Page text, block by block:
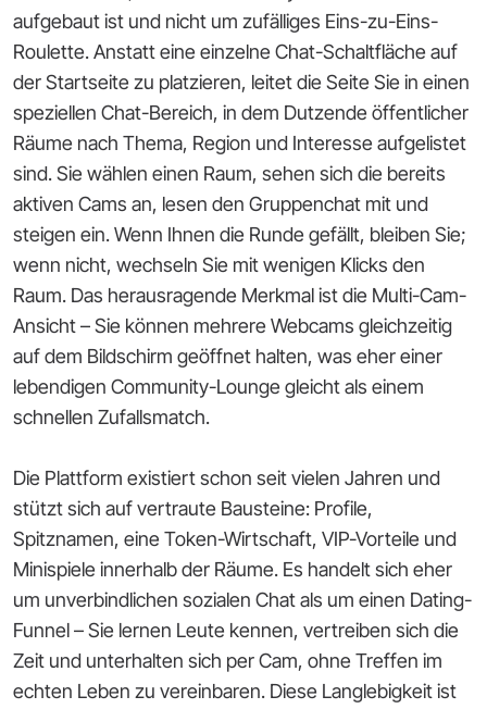
aufgebaut ist und nicht um zufälliges Eins-zu-Eins-
Roulette. Anstatt eine einzelne Chat-Schaltfläche auf
der Startseite zu platzieren, leitet die Seite Sie in einen
speziellen Chat-Bereich, in dem Dutzende öffentlicher
Räume nach Thema, Region und Interesse aufgelistet
sind. Sie wählen einen Raum, sehen sich die bereits
aktiven Cams an, lesen den Gruppenchat mit und
steigen ein. Wenn Ihnen die Runde gefällt, bleiben Sie;
wenn nicht, wechseln Sie mit wenigen Klicks den
Raum. Das herausragende Merkmal ist die Multi-Cam-
Ansicht – Sie können mehrere Webcams gleichzeitig
auf dem Bildschirm geöffnet halten, was eher einer
lebendigen Community-Lounge gleicht als einem
schnellen Zufallsmatch.
Die Plattform existiert schon seit vielen Jahren und
stützt sich auf vertraute Bausteine: Profile,
Spitznamen, eine Token-Wirtschaft, VIP-Vorteile und
Minispiele innerhalb der Räume. Es handelt sich eher
um unverbindlichen sozialen Chat als um einen Dating-
Funnel – Sie lernen Leute kennen, vertreiben sich die
Zeit und unterhalten sich per Cam, ohne Treffen im
echten Leben zu vereinbaren. Diese Langlebigkeit ist